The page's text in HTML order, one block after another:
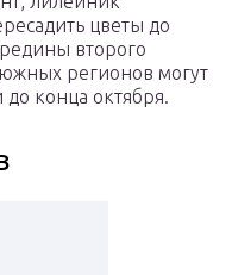
цветы до
второго
регионов могут
до конца октября.